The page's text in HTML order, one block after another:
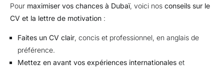
Pour maximiser vos chances à Dubaï, voici nos conseils sur le
CV et la lettre de motivation :
Faites un CV clair, concis et professionnel, en anglais de
préférence.
Mettez en avant vos expériences internationales et